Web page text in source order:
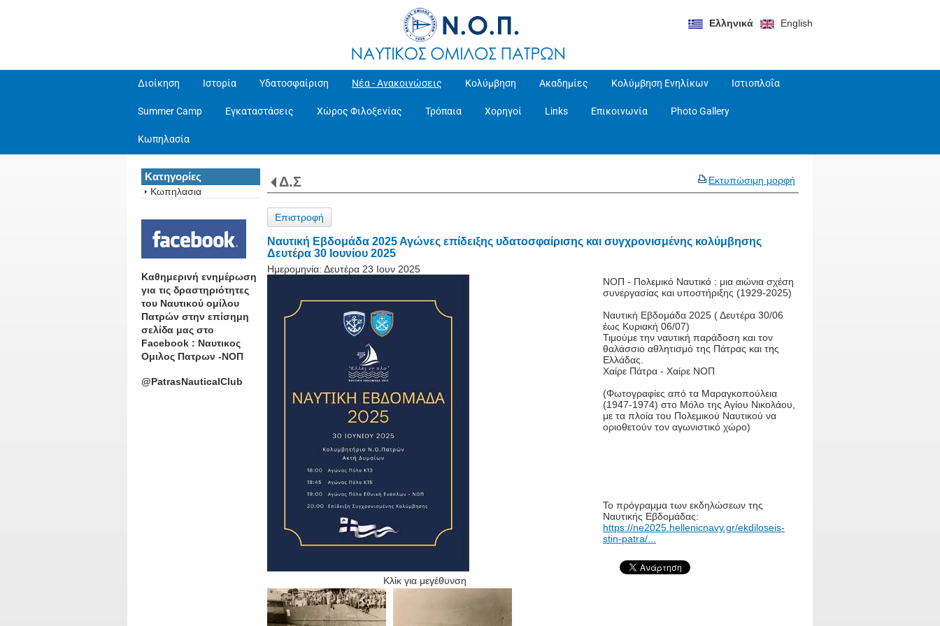
Ελληνικά English
Διοίκηση Ιστορία Υδατοσφαίριση Νέα - Ανακοινώσεις Κολύμβηση Ακαδημίες Κολύμβηση Ενηλίκων Ιστιοπλοΐα
Summer Camp Εγκαταστάσεις Χώρος Φιλοξενίας Τρόπαια Χορηγοί Links Επικοινωνία Photo Gallery
Κωπηλασία
Κατηγορίες
Κωπηλασια
Καθημερινή ενημέρωση
για τις δραστηριότητες
του Ναυτικού ομίλου
Πατρών στην επίσημη
σελίδα μας στο
Facebook : Ναυτικος
Ομιλος Πατρων -ΝΟΠ
@PatrasNauticalClub
Εκτυπώσιμη μορφή
Δ.Σ
Επιστροφή
Ναυτική Εβδομάδα 2025 Αγώνες επίδειξης υδατοσφαίρισης και συγχρονισμένης κολύμβησης
Δευτέρα 30 Ιουνίου 2025
Ημερομηνία: Δευτέρα 23 Ιουν 2025
Κλίκ για μεγέθυνση
ΝΟΠ - Πολεμικό Ναυτικό : μια αιώνια σχέση
συνεργασίας και υποστήριξης (1929-2025)
Ναυτική Εβδομάδα 2025 ( Δευτέρα 30/06
έως Κυριακή 06/07)
Τιμούμε την ναυτική παράδοση και τον
θαλάσσιο αθλητισμό της Πάτρας και της
Ελλάδας.
Χαίρε Πάτρα - Χαίρε ΝΟΠ
(Φωτογραφίες από τα Μαραγκοπούλεια
(1947-1974) στο Μόλο της Αγίου Νικολάου,
με τα πλοία του Πολεμικού Ναυτικού να
οριοθετούν τον αγωνιστικό χώρο)
Το πρόγραμμα των εκδηλώσεων της
Ναυτικής Εβδομάδας:
https://ne2025.hellenicnavy.gr/ekdiloseis-
stin-patra/...